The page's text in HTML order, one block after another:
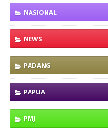
NASIONAL
NEWS
PADANG
PAPUA
PMJ